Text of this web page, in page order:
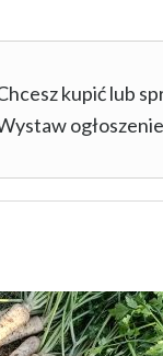
kupić lub